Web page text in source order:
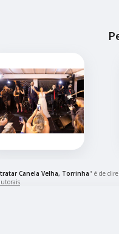
Canela Velha, Torrinha" é de